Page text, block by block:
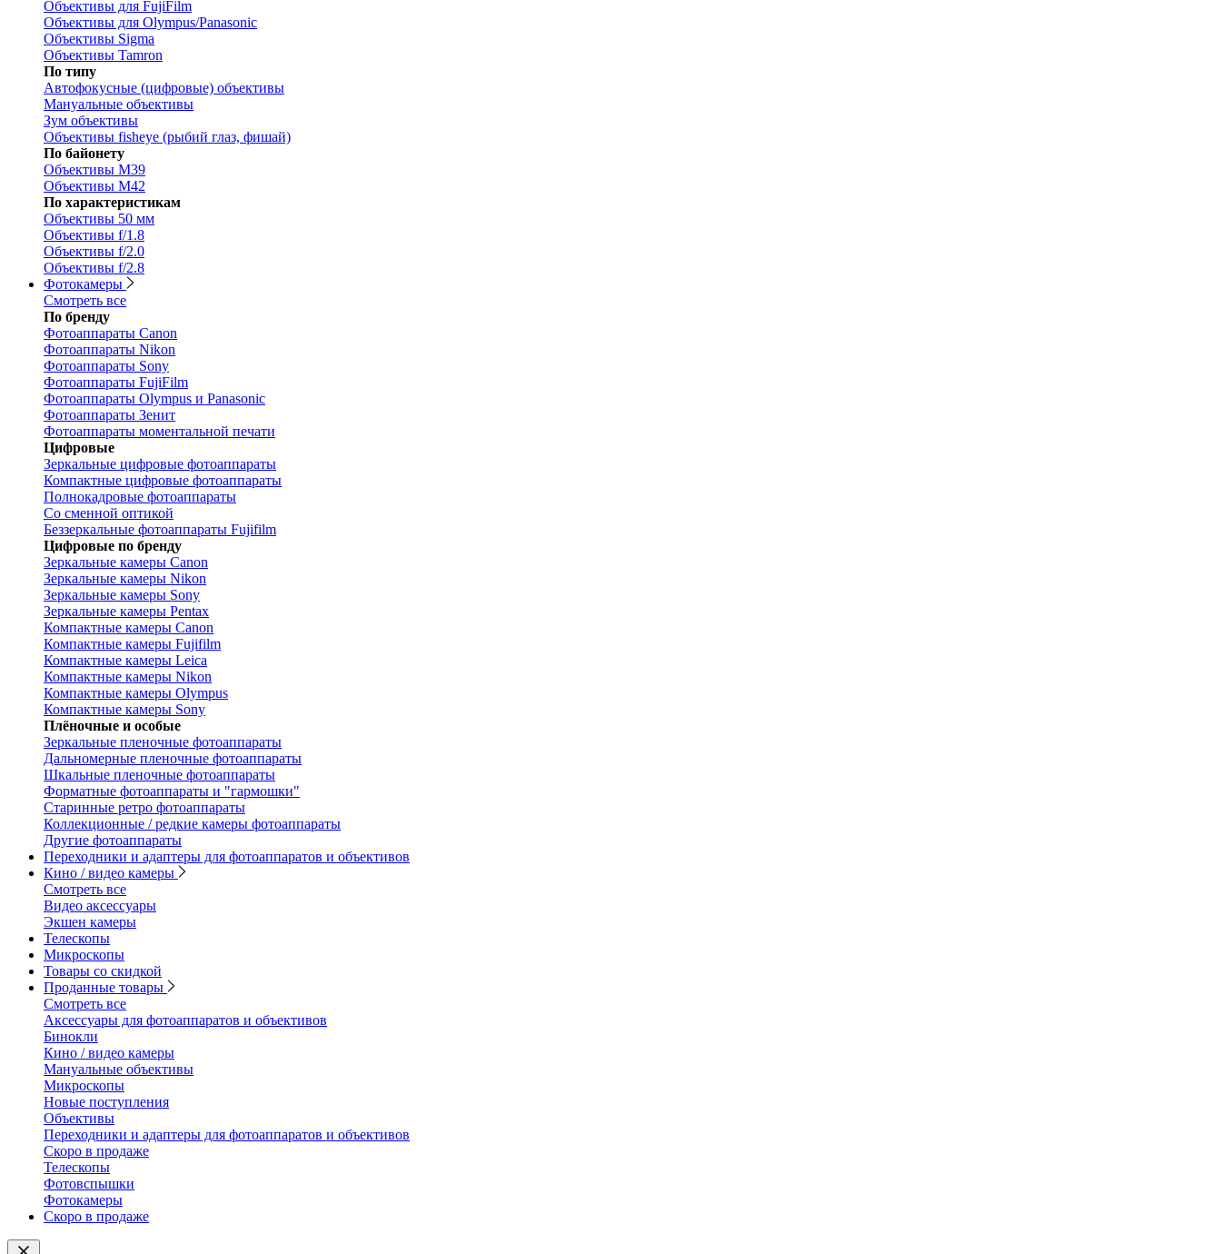
Объективы для FujiFilm
Объективы для Olympus/Panasonic
Объективы Sigma
Объективы Tamron
По типу
Автофокусные (цифровые) объективы
Мануальные объективы
Зум объективы
Объективы fisheye (рыбий глаз, фишай)
По байонету
Объективы M39
Объективы M42
По характеристикам
Объективы 50 мм
Объективы f/1.8
Объективы f/2.0
Объективы f/2.8
Фотокамеры
Смотреть все
По бренду
Фотоаппараты Canon
Фотоаппараты Nikon
Фотоаппараты Sony
Фотоаппараты FujiFilm
Фотоаппараты Olympus и Panasonic
Фотоаппараты Зенит
Фотоаппараты моментальной печати
Цифровые
Зеркальные цифровые фотоаппараты
Компактные цифровые фотоаппараты
Полнокадровые фотоаппараты
Со сменной оптикой
Беззеркальные фотоаппараты Fujifilm
Цифровые по бренду
Зеркальные камеры Canon
Зеркальные камеры Nikon
Зеркальные камеры Sony
Зеркальные камеры Pentax
Компактные камеры Canon
Компактные камеры Fujifilm
Компактные камеры Leica
Компактные камеры Nikon
Компактные камеры Olympus
Компактные камеры Sony
Плёночные и особые
Зеркальные пленочные фотоаппараты
Дальномерные пленочные фотоаппараты
Шкальные пленочные фотоаппараты
Форматные фотоаппараты и "гармошки"
Старинные ретро фотоаппараты
Коллекционные / редкие камеры фотоаппараты
Другие фотоаппараты
Переходники и адаптеры для фотоаппаратов и объективов
Кино / видео камеры
Смотреть все
Видео аксессуары
Экшен камеры
Телескопы
Микроскопы
Товары со скидкой
Проданные товары
Смотреть все
Аксессуары для фотоаппаратов и объективов
Бинокли
Кино / видео камеры
Мануальные объективы
Микроскопы
Новые поступления
Объективы
Переходники и адаптеры для фотоаппаратов и объективов
Скоро в продаже
Телескопы
Фотовспышки
Фотокамеры
Скоро в продаже